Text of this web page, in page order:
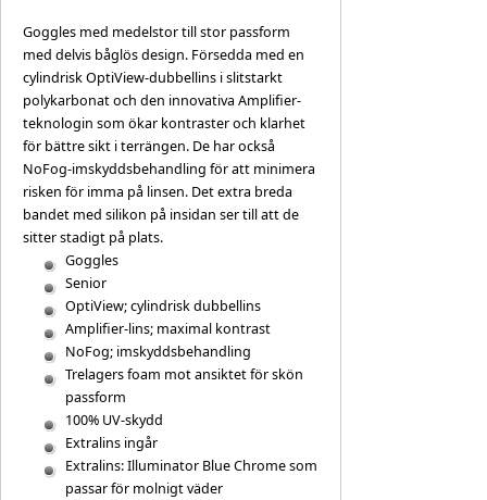
Goggles med medelstor till stor passform
med delvis båglös design. Försedda med en
cylindrisk OptiView-dubbellins i slitstarkt
polykarbonat och den innovativa Amplifier-
teknologin som ökar kontraster och klarhet
för bättre sikt i terrängen. De har också
NoFog-imskyddsbehandling för att minimera
risken för imma på linsen. Det extra breda
bandet med silikon på insidan ser till att de
sitter stadigt på plats.
Goggles
Senior
OptiView; cylindrisk dubbellins
Amplifier-lins; maximal kontrast
NoFog; imskyddsbehandling
Trelagers foam mot ansiktet för skön
passform
100% UV-skydd
Extralins ingår
Extralins: Illuminator Blue Chrome som
passar för molnigt väder